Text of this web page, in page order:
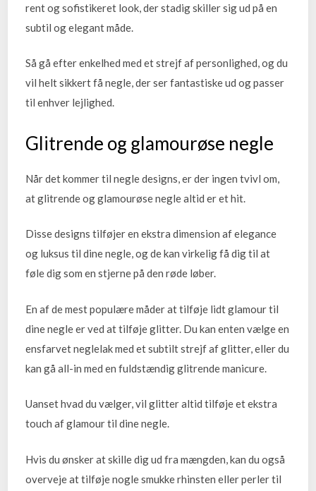
rent og sofistikeret look, der stadig skiller sig ud på en
subtil og elegant måde.
Så gå efter enkelhed med et strejf af personlighed, og du
vil helt sikkert få negle, der ser fantastiske ud og passer
til enhver lejlighed.
Glitrende og glamourøse negle
Når det kommer til negle designs, er der ingen tvivl om,
at glitrende og glamourøse negle altid er et hit.
Disse designs tilføjer en ekstra dimension af elegance
og luksus til dine negle, og de kan virkelig få dig til at
føle dig som en stjerne på den røde løber.
En af de mest populære måder at tilføje lidt glamour til
dine negle er ved at tilføje glitter. Du kan enten vælge en
ensfarvet neglelak med et subtilt strejf af glitter, eller du
kan gå all-in med en fuldstændig glitrende manicure.
Uanset hvad du vælger, vil glitter altid tilføje et ekstra
touch af glamour til dine negle.
Hvis du ønsker at skille dig ud fra mængden, kan du også
overveje at tilføje nogle smukke rhinsten eller perler til